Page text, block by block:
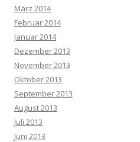
März 2014
Februar 2014
Januar 2014
Dezember 2013
November 2013
Oktober 2013
September 2013
August 2013
Juli 2013
Juni 2013